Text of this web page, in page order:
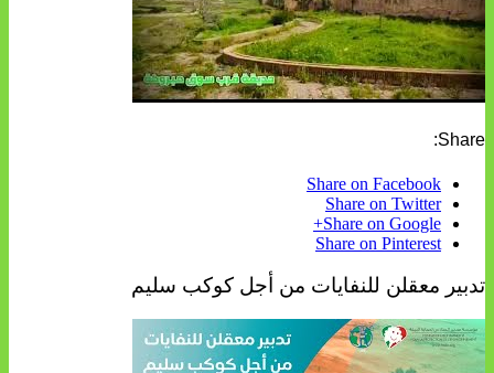
Share:
Share on Facebook
Share on Twitter
Share on Google+
Share on Pinterest
تدبير معقلن للنفايات من أجل كوكب سليم